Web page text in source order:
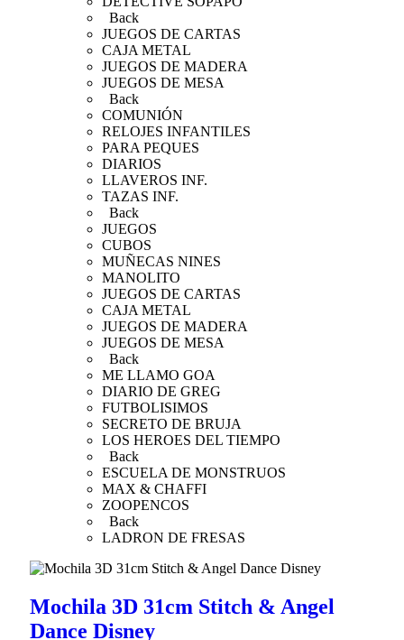
Back
JUEGOS DE CARTAS
CAJA METAL
JUEGOS DE MADERA
JUEGOS DE MESA
Back
COMUNIÓN
RELOJES INFANTILES
PARA PEQUES
DIARIOS
LLAVEROS INF.
TAZAS INF.
Back
JUEGOS
CUBOS
MUÑECAS NINES
MANOLITO
JUEGOS DE CARTAS
CAJA METAL
JUEGOS DE MADERA
JUEGOS DE MESA
Back
ME LLAMO GOA
DIARIO DE GREG
FUTBOLISIMOS
SECRETO DE BRUJA
LOS HEROES DEL TIEMPO
Back
ESCUELA DE MONSTRUOS
MAX & CHAFFI
ZOOPENCOS
Back
LADRON DE FRESAS
Mochila 3D 31cm Stitch & Angel
Dance Disney